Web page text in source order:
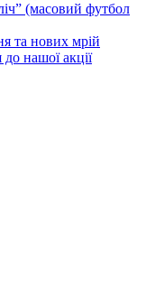
(масовий футбол
та нових мрій
нашої акції